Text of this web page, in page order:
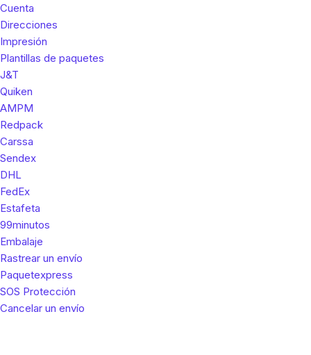
Cuenta
Direcciones
Impresión
Plantillas de paquetes
J&T
Quiken
AMPM
Redpack
Carssa
Sendex
DHL
FedEx
Estafeta
99minutos
Embalaje
Rastrear un envío
Paquetexpress
SOS Protección
Cancelar un envío